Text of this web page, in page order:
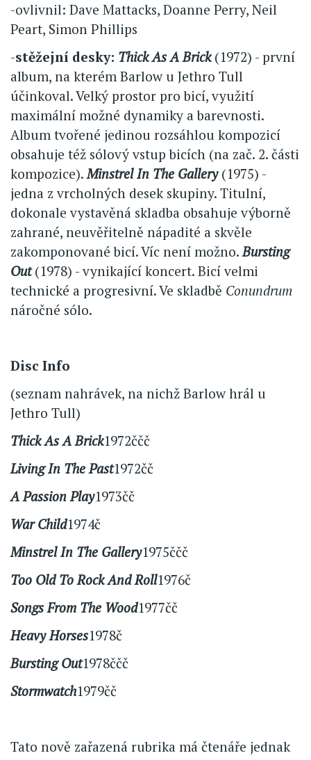
-ovlivnil: Dave Mattacks, Doanne Perry, Neil
Peart, Simon Phillips
-stěžejní desky: Thick As A Brick(1972) - první
album, na kterém Barlow u Jethro Tull
účinkoval. Velký prostor pro bicí, využití
maximální možné dynamiky a barevnosti.
Album tvořené jedinou rozsáhlou kompozicí
obsahuje též sólový vstup bicích (na zač. 2. části
kompozice).Minstrel In The Gallery(1975) -
jedna z vrcholných desek skupiny. Titulní,
dokonale vystavěná skladba obsahuje výborně
zahrané, neuvěřitelně nápadité a skvěle
zakomponované bicí. Víc není možno.Bursting
Out(1978) - vynikající koncert. Bicí velmi
technické a progresivní. Ve skladbě Conundrum
náročné sólo.
Disc Info
(seznam nahrávek, na nichž Barlow hrál u
Jethro Tull)
Thick As A Brick1972ččč
Living In The Past1972čč
A Passion Play1973čč
War Child1974č
Minstrel In The Gallery1975ččč
Too Old To Rock And Roll1976č
Songs From The Wood1977čč
Heavy Horses1978č
Bursting Out1978ččč
Stormwatch1979čč
Tato nově zařazená rubrika má čtenáře jednak